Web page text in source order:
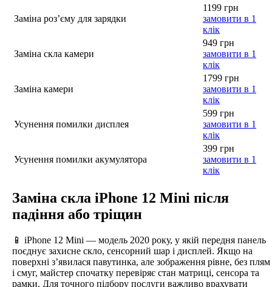
Заміна роз’єму для зарядки
1199 грн
замовити в 1
клік
Заміна скла камери
949 грн
замовити в 1
клік
Заміна камери
1799 грн
замовити в 1
клік
Усунення помилки дисплея
599 грн
замовити в 1
клік
Усунення помилки акумулятора
399 грн
замовити в 1
клік
Заміна скла iPhone 12 Mini після
падіння або тріщин
📱 iPhone 12 Mini — модель 2020 року, у якій передня панель
поєднує захисне скло, сенсорний шар і дисплей. Якщо на
поверхні з’явилася павутинка, але зображення рівне, без плям
і смуг, майстер спочатку перевіряє стан матриці, сенсора та
рамки. Для точного підбору послуги важливо врахувати